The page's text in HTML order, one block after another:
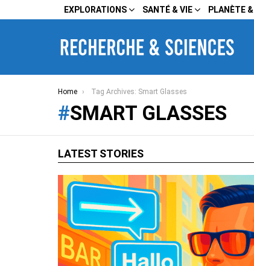
EXPLORATIONS SANTÉ & VIE PLANÈTE
You are here:
Home Tag Archives: Smart Glasses
SMART GLASSES
LATEST STORIES